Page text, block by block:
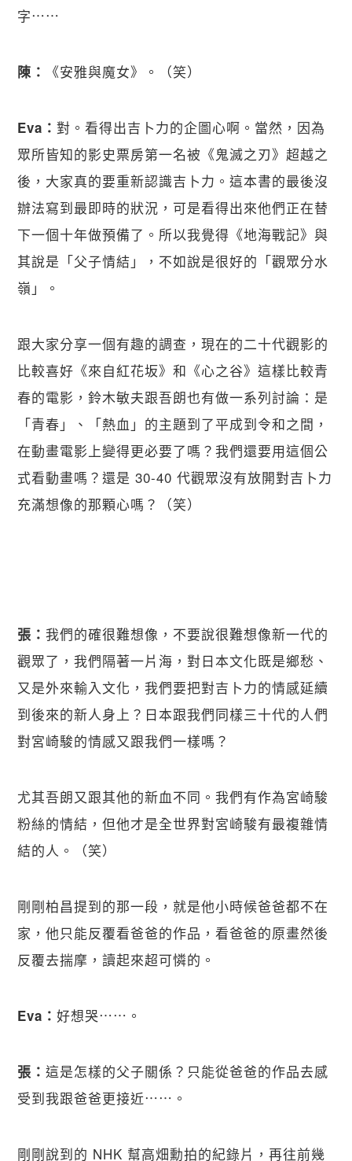
字⋯⋯
陳： 《安雅與魔女》。（笑）
Eva：對。看得出吉卜力的企圖心啊。當然，因為
眾所皆知的影史票房第一名被《鬼滅之刃》超越之
後，大家真的要重新認識吉卜力。這本書的最後沒
辦法寫到最即時的狀況，可是看得出來他們正在替
下一個十年做預備了。所以我覺得《地海戰記》與
其說是「父子情結」，不如說是很好的「觀眾分水
嶺」。
跟大家分享一個有趣的調查，現在的二十代觀影的
比較喜好《來自紅花坂》和《心之谷》這樣比較青
春的電影，鈴木敏夫跟吾朗也有做一系列討論：是
「青春」、「熱血」的主題到了平成到令和之間，
在動畫電影上變得更必要了嗎？我們還要用這個公
式看動畫嗎？還是 30-40 代觀眾沒有放開對吉卜力
充滿想像的那顆心嗎？（笑）
張：我們的確很難想像，不要說很難想像新一代的
觀眾了，我們隔著一片海，對日本文化既是鄉愁、
又是外來輸入文化，我們要把對吉卜力的情感延續
到後來的新人身上？日本跟我們同樣三十代的人們
對宮崎駿的情感又跟我們一樣嗎？
尤其吾朗又跟其他的新血不同。我們有作為宮崎駿
粉絲的情結，但他才是全世界對宮崎駿有最複雜情
結的人。（笑）
剛剛柏昌提到的那一段，就是他小時候爸爸都不在
家，他只能反覆看爸爸的作品，看爸爸的原畫然後
反覆去揣摩，讀起來超可憐的。
Eva：好想哭⋯⋯。
張：這是怎樣的父子關係？只能從爸爸的作品去感
受到我跟爸爸更接近⋯⋯。
剛剛說到的 NHK 幫高畑勳拍的紀錄片，再往前幾